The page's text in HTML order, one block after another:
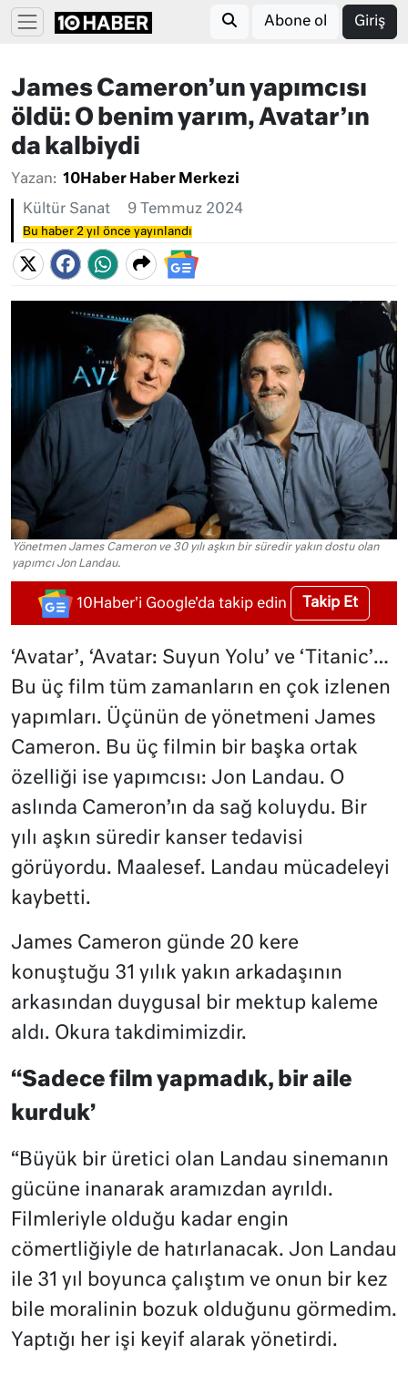
Abone ol Giriş
James Cameron’un yapımcısı
öldü: O benim yarım, Avatar’ın
da kalbiydi
Yazan: 10Haber Haber Merkezi
Kültür Sanat 9 Temmuz 2024
Bu haber 2 yıl önce yayınlandı
Yönetmen James Cameron ve 30 yılı aşkın bir süredir yakın dostu olan
yapımcı Jon Landau.
10Haber'i Google'da takip edin Takip Et
‘Avatar’, ‘Avatar: Suyun Yolu’ ve ‘Titanic’…
Bu üç film tüm zamanların en çok izlenen
yapımları. Üçünün de yönetmeni James
Cameron. Bu üç filmin bir başka ortak
özelliği ise yapımcısı: Jon Landau. O
aslında Cameron’ın da sağ koluydu. Bir
yılı aşkın süredir kanser tedavisi
görüyordu. Maalesef. Landau mücadeleyi
kaybetti.
James Cameron günde 20 kere
konuştuğu 31 yılık yakın arkadaşının
arkasından duygusal bir mektup kaleme
aldı. Okura takdimimizdir.
“Sadece film yapmadık, bir aile
kurduk’
“Büyük bir üretici olan Landau sinemanın
gücüne inanarak aramızdan ayrıldı.
Filmleriyle olduğu kadar engin
cömertliğiyle de hatırlanacak. Jon Landau
ile 31 yıl boyunca çalıştım ve onun bir kez
bile moralinin bozuk olduğunu görmedim.
Yaptığı her işi keyif alarak yönetirdi.